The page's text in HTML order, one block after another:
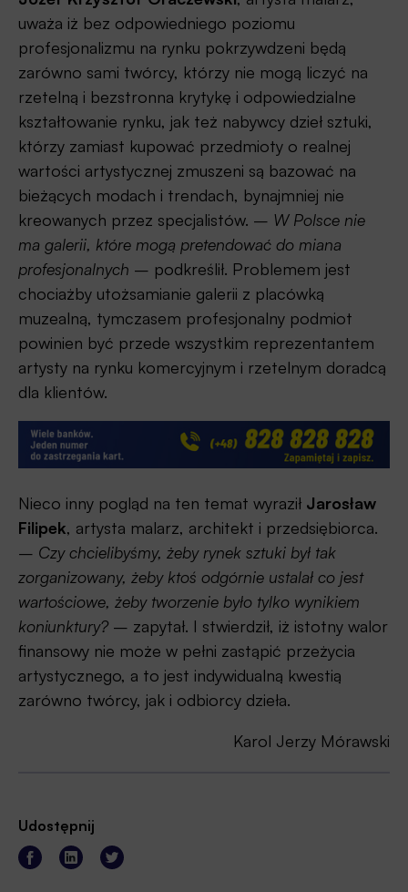
uważa iż bez odpowiedniego poziomu
profesjonalizmu na rynku pokrzywdzeni będą
zarówno sami twórcy, którzy nie mogą liczyć na
rzetelną i bezstronna krytykę i odpowiedzialne
kształtowanie rynku, jak też nabywcy dzieł sztuki,
którzy zamiast kupować przedmioty o realnej
wartości artystycznej zmuszeni są bazować na
bieżących modach i trendach, bynajmniej nie
kreowanych przez specjalistów. – W Polsce nie
ma galerii, które mogą pretendować do miana
profesjonalnych – podkreślił. Problemem jest
chociażby utożsamianie galerii z placówką
muzealną, tymczasem profesjonalny podmiot
powinien być przede wszystkim reprezentantem
artysty na rynku komercyjnym i rzetelnym doradcą
dla klientów.
Nieco inny pogląd na ten temat wyraził Jarosław
Filipek, artysta malarz, architekt i przedsiębiorca.
– Czy chcielibyśmy, żeby rynek sztuki był tak
zorganizowany, żeby ktoś odgórnie ustalał co jest
wartościowe, żeby tworzenie było tylko wynikiem
koniunktury? – zapytał. I stwierdził, iż istotny walor
finansowy nie może w pełni zastąpić przeżycia
artystycznego, a to jest indywidualną kwestią
zarówno twórcy, jak i odbiorcy dzieła.
Karol Jerzy Mórawski
Udostępnij